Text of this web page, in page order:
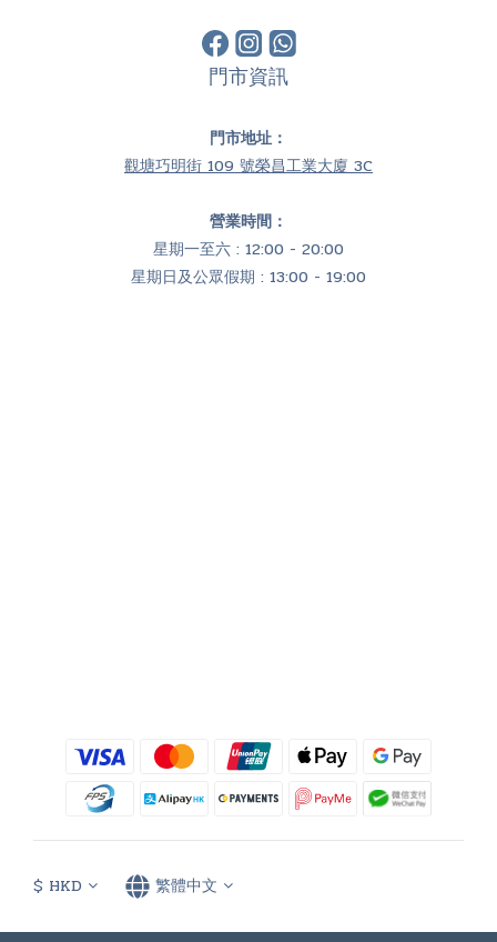
門市資訊
門市地址：
觀塘巧明街 109 號榮昌工業大廈 3C
營業時間：
星期一至六 : 12:00 - 20:00
星期日及公眾假期 : 13:00 - 19:00
$ HKD 繁體中文